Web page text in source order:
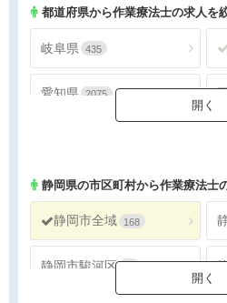
都道府県から作業療法士の求人を
岐阜県 435
愛知県 2075
静岡県の市区町村から作業療法士
静岡市全域 168
静岡市駿河区